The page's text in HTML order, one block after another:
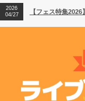
2026
04/27
【フェス特集
2026